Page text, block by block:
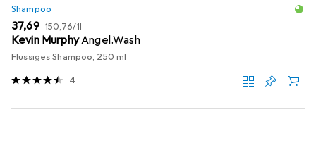
Shampoo
EUR
37,69 EUR
150,76/1l
Kevin MurphyAngel.Wash
Flüssiges Shampoo, 250 ml
4